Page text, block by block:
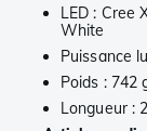
LED : Cree
White
Puissance
Poids : 742
Longueur :